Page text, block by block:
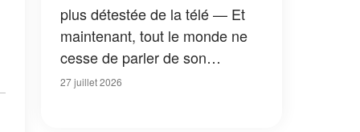
plus détestée de la télé — Et
maintenant, tout le monde ne
cesse de parler de son
apparition dans la nouvelle
27 juillet 2026